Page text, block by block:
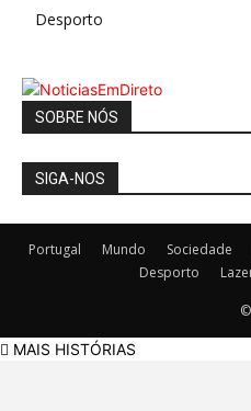
Desporto
SOBRE NÓS
SIGA-NOS
Portugal Mundo Sociedade
Desporto
©
MAIS HISTÓRIAS